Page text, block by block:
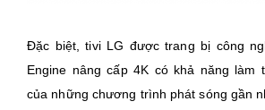
Đặc biệt, tivi LG được trang bị công
Engine nâng cấp 4K có khả năng làm
của những chương trình phát sóng gần